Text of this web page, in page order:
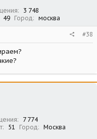
3 748
49 Город москва
#38
7 774
51 Город
Москва